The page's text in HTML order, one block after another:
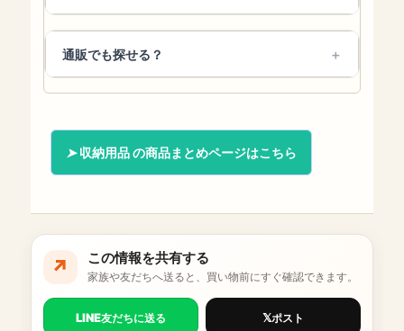
通販でも探せる？
収納用品 の商品まとめページはこちら
↗ この情報を共有する
家族や友だちへ送ると、買い物前にすぐ確認できます。
LINE友だちに送る 𝕏ポスト